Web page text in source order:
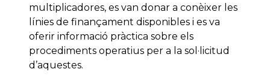
multiplicadores, es van donar a conèixer les
línies de finançament disponibles i es va
oferir informació pràctica sobre els
procediments operatius per a la sol·licitud
d’aquestes.